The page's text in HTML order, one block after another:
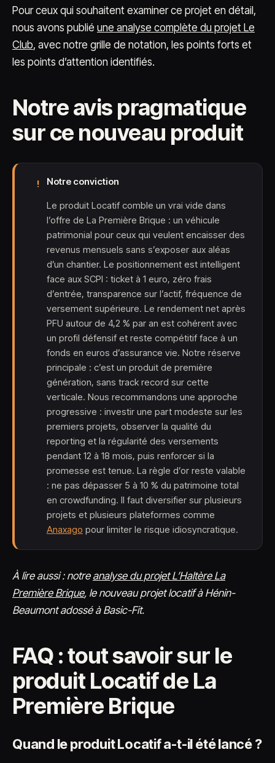
Pour ceux qui souhaitent examiner ce projet en détail,
nous avons publié une analyse complète du projet Le
Club, avec notre grille de notation, les points forts et
les points d’attention identifiés.
Notre avis pragmatique
sur ce nouveau produit
! Notre conviction
Le produit Locatif comble un vrai vide dans
l’offre de La Première Brique : un véhicule
patrimonial pour ceux qui veulent encaisser des
revenus mensuels sans s’exposer aux aléas
d’un chantier. Le positionnement est intelligent
face aux SCPI : ticket à 1 euro, zéro frais
d’entrée, transparence sur l’actif, fréquence de
versement supérieure. Le rendement net après
PFU autour de 4,2 % par an est cohérent avec
un profil défensif et reste compétitif face à un
fonds en euros d’assurance vie. Notre réserve
principale : c’est un produit de première
génération, sans track record sur cette
verticale. Nous recommandons une approche
progressive : investir une part modeste sur les
premiers projets, observer la qualité du
reporting et la régularité des versements
pendant 12 à 18 mois, puis renforcer si la
promesse est tenue. La règle d’or reste valable
: ne pas dépasser 5 à 10 % du patrimoine total
en crowdfunding. Il faut diversifier sur plusieurs
projets et plusieurs plateformes comme
Anaxago pour limiter le risque idiosyncratique.
À lire aussi : notre analyse du projet L’Haltère La
Première Brique, le nouveau projet locatif à Hénin-
Beaumont adossé à Basic-Fit.
FAQ : tout savoir sur le
produit Locatif de La
Première Brique
Quand le produit Locatif a-t-il été lancé ?